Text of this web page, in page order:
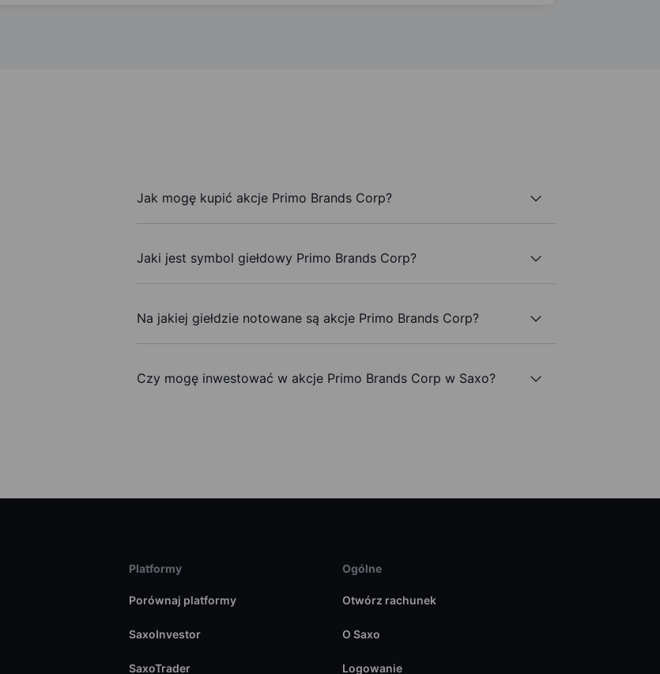
Jak mogę kupić akcje Primo Brands Corp?
Jaki jest symbol giełdowy Primo Brands Corp?
Na jakiej giełdzie notowane są akcje Primo Brands Corp?
Czy mogę inwestować w akcje Primo Brands Corp w Saxo?
Platformy
Porównaj platformy
SaxoInvestor
SaxoTrader
Ogólne
Otwórz rachunek
O Saxo
Logowanie